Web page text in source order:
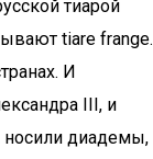
тиарой
tiare frange.
И
III, и
носили диадемы,